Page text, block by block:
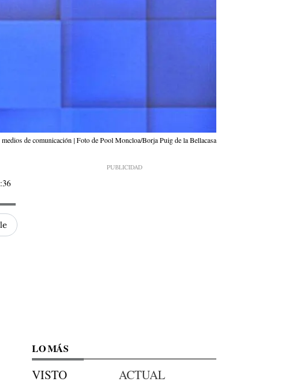
medios de comunicación | Foto de Pool Moncloa/Borja Puig de la Bellacasa
LO MÁS
VISTO ACTUAL